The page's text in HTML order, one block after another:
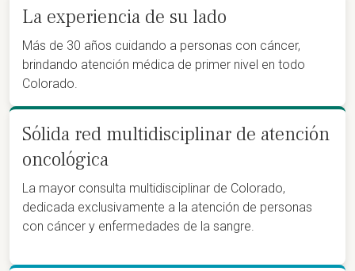
La experiencia de su lado
Más de 30 años cuidando a personas con cáncer,
brindando atención médica de primer nivel en todo
Colorado.
Sólida red multidisciplinar de atención
oncológica
La mayor consulta multidisciplinar de Colorado,
dedicada exclusivamente a la atención de personas
con cáncer y enfermedades de la sangre.